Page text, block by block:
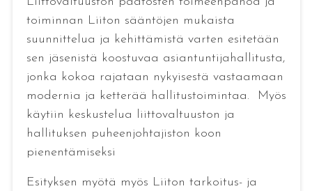
toiminnan Liiton sääntöjen mukaista
suunnittelua ja kehittämistä varten esitetään
sen jäsenistä koostuvaa asiantuntijahallitusta,
jonka kokoa rajataan nykyisestä vastaamaan
modernia ja ketterää hallitustoimintaa. Myös
käytiin keskustelua liittovaltuuston ja
hallituksen puheenjohtajiston koon
pienentämiseksi
Esityksen myötä myös Liiton tarkoitus- ja